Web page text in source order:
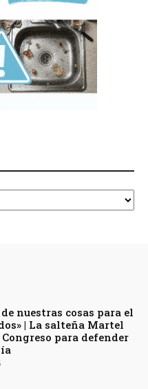
nuestras cosas para el
| La salteña Martel
para defender